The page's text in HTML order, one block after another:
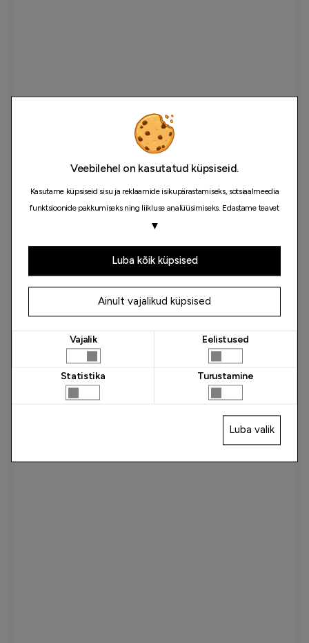
Veebilehel on kasutatud küpsiseid.
Kasutame küpsiseid sisu ja reklaamide isikupärastamiseks, sotsiaalmeedia
funktsioonide pakkumiseks ning liikluse analüüsimiseks. Edastame teavet
selle kohta, kuidas meie saiti kasutate, ka oma sotsiaalmeedia, reklaami- ja
olete neile esitanud või mida nad on kogunud teiepoolse teenuste
kasutamise käigus.
▼
Luba kõik küpsised
Ainult vajalikud küpsised
Vajalik Eelistused
Statistika Turustamine
Luba valik